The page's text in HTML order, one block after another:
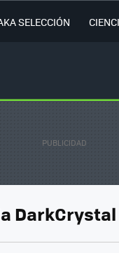
SELECCIÓN
DarkCrystal